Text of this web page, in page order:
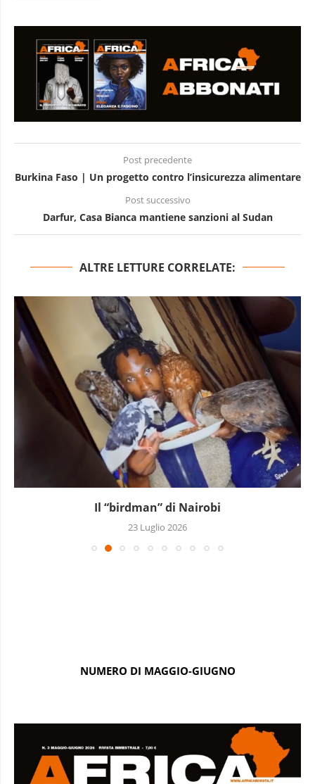
Post precedente
Burkina Faso | Un progetto contro l’insicurezza alimentare
Post successivo
Darfur, Casa Bianca mantiene sanzioni al Sudan
ALTRE LETTURE CORRELATE:
Il “birdman” di Nairobi
23 Luglio 2026
NUMERO DI MAGGIO-GIUGNO